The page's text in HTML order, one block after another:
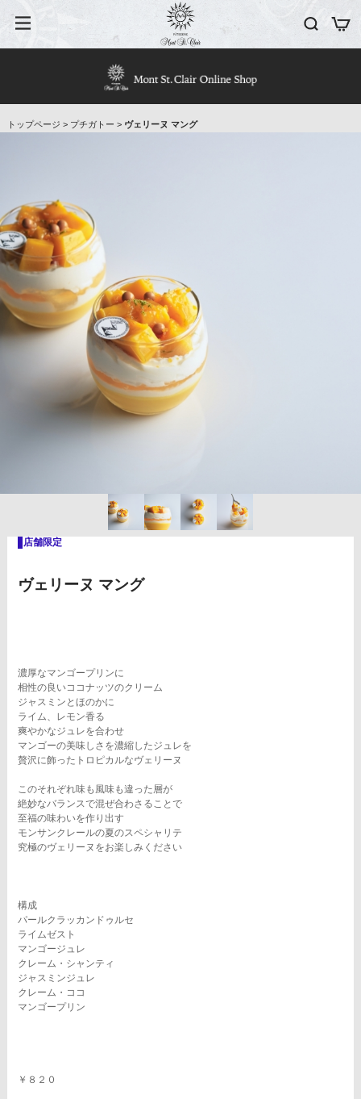
トップページ > プチガトー > ヴェリーヌ マング
ヴェリーヌ マング
濃厚なマンゴープリンに
相性の良いココナッツのクリーム
ジャスミンとほのかに
ライム、レモン香る
爽やかなジュレを合わせ
マンゴーの美味しさを濃縮したジュレを
贅沢に飾ったトロピカルなヴェリーヌ
このそれぞれ味も風味も違った層が
絶妙なバランスで混ぜ合わさることで
至福の味わいを作り出す
モンサンクレールの夏のスペシャリテ
究極のヴェリーヌをお楽しみください
構成
パールクラッカンドゥルセ
ライムゼスト
マンゴージュレ
クレーム・シャンティ
ジャスミンジュレ
クレーム・ココ
マンゴープリン
￥８２０